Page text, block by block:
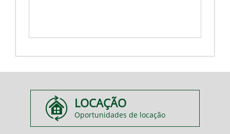
LOCAÇÃO
Oportunidades de locação